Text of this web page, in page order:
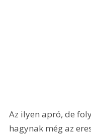
Az ilyen apró, de
hagynak még az